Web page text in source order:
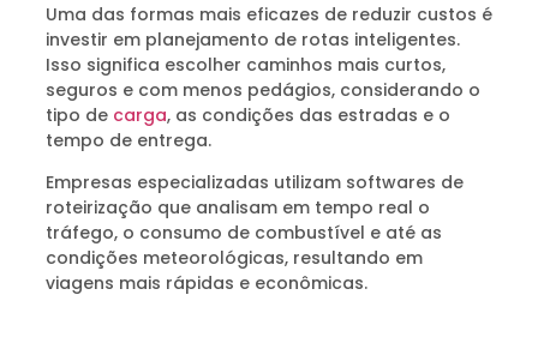
Uma das formas mais eficazes de reduzir custos é
investir em planejamento de rotas inteligentes.
Isso significa escolher caminhos mais curtos,
seguros e com menos pedágios, considerando o
tipo de carga, as condições das estradas e o
tempo de entrega.
Empresas especializadas utilizam softwares de
roteirização que analisam em tempo real o
tráfego, o consumo de combustível e até as
condições meteorológicas, resultando em
viagens mais rápidas e econômicas.